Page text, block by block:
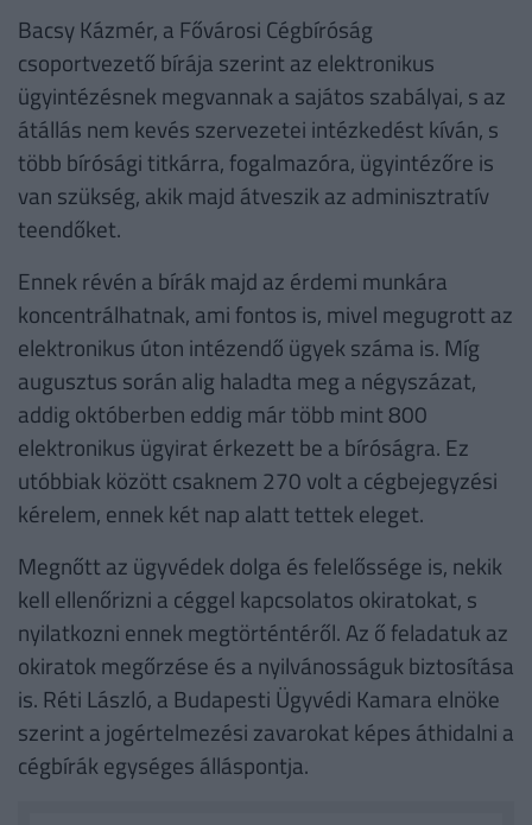
Bacsy Kázmér, a Fővárosi Cégbíróság
csoportvezető bírája szerint az elektronikus
ügyintézésnek megvannak a sajátos szabályai, s az
átállás nem kevés szervezetei intézkedést kíván, s
több bírósági titkárra, fogalmazóra, ügyintézőre is
van szükség, akik majd átveszik az adminisztratív
teendőket.
Ennek révén a bírák majd az érdemi munkára
koncentrálhatnak, ami fontos is, mivel megugrott az
elektronikus úton intézendő ügyek száma is. Míg
augusztus során alig haladta meg a négyszázat,
addig októberben eddig már több mint 800
elektronikus ügyirat érkezett be a bíróságra. Ez
utóbbiak között csaknem 270 volt a cégbejegyzési
kérelem, ennek két nap alatt tettek eleget.
Megnőtt az ügyvédek dolga és felelőssége is, nekik
kell ellenőrizni a céggel kapcsolatos okiratokat, s
nyilatkozni ennek megtörténtéről. Az ő feladatuk az
okiratok megőrzése és a nyilvánosságuk biztosítása
is. Réti László, a Budapesti Ügyvédi Kamara elnöke
szerint a jogértelmezési zavarokat képes áthidalni a
cégbírák egységes álláspontja.